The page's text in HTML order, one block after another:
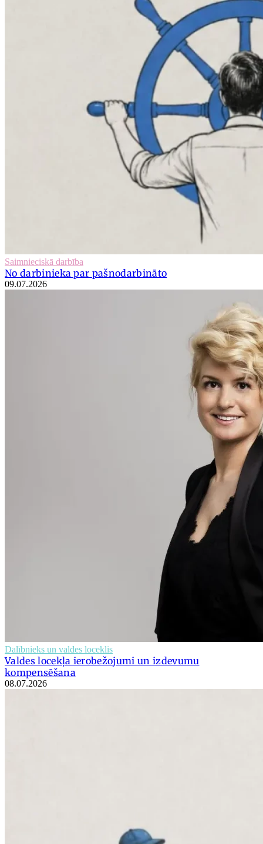
Saimnieciskā darbība
No darbinieka par pašnodarbināto
09.07.2026
Dalībnieks un valdes loceklis
Valdes locekļa ierobežojumi un izdevumu
kompensēšana
08.07.2026